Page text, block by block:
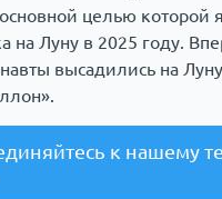
целью которой
на Луну в 2025 году.
высадились на
к нашему